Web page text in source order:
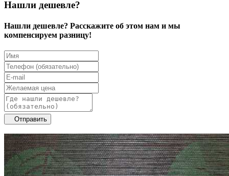
Нашли дешевле?
Нашли дешевле? Расскажите об этом нам и мы
компенсируем разницу!
Отправить